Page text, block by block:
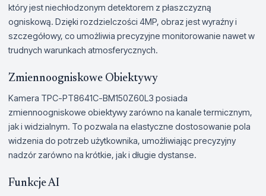
który jest niechłodzonym detektorem z płaszczyzną
ogniskową. Dzięki rozdzielczości 4MP, obraz jest wyraźny i
szczegółowy, co umożliwia precyzyjne monitorowanie nawet w
trudnych warunkach atmosferycznych.
Zmiennoogniskowe Obiektywy
Kamera TPC-PT8641C-BM150Z60L3 posiada
zmiennoogniskowe obiektywy zarówno na kanale termicznym,
jak i widzialnym. To pozwala na elastyczne dostosowanie pola
widzenia do potrzeb użytkownika, umożliwiając precyzyjny
nadzór zarówno na krótkie, jak i długie dystanse.
Funkcje AI